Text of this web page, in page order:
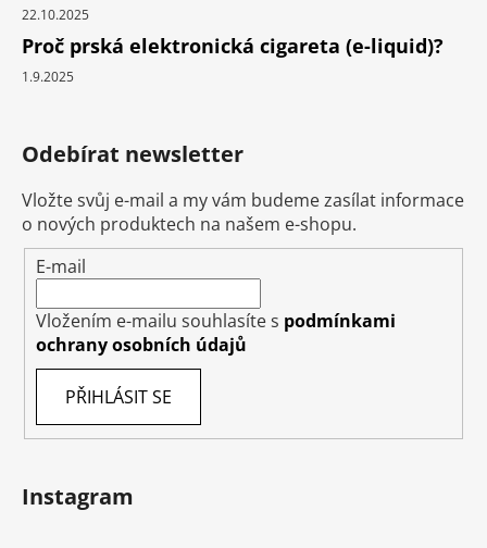
22.10.2025
Proč prská elektronická cigareta (e-liquid)?
1.9.2025
Odebírat newsletter
Vložte svůj e-mail a my vám budeme zasílat informace
o nových produktech na našem e-shopu.
E-mail
Vložením e-mailu souhlasíte s podmínkami
ochrany osobních údajů
PŘIHLÁSIT SE
Instagram